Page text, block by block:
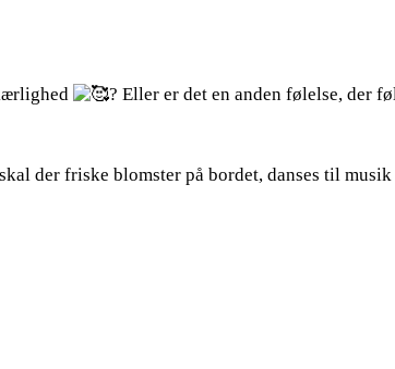
? Eller er det en anden følelse, der
der friske blomster på bordet, danses til